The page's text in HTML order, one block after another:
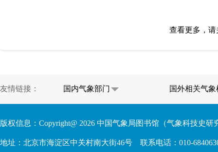
查看更多，
友情链接： 国内气象部门 国外相关气象
版权信息：Copyright@ 2026 中国气象局图书馆（气象科技史研
地址：北京市海淀区中关村南大街46号 联系电话：010-